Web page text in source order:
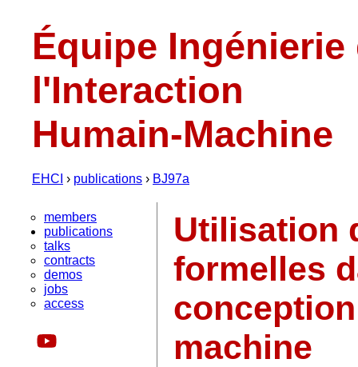
Équipe Ingénierie
l'Interaction
Humain-Machine
EHCI › publications › BJ97a
members
publications
talks
contracts
demos
jobs
access
Utilisation
formelles
machine